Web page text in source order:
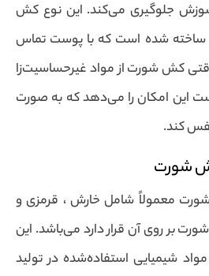
جلوگیری می‌کند. این نوع کش
ساخته شده است که با پوست تماس
وقتی کش شورت از مواد غیرحساسیت‌زا
این امکان را می‌دهد که به صورت
کند.
شورت
معمولاً شامل خارش ، قرمزی و
بر روی آن قرار دارد می‌باشد. این
شیمیایی استفاده‌شده در تولید